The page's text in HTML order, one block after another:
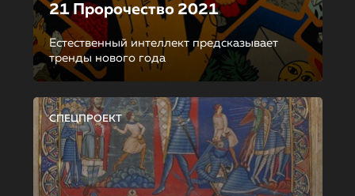
21 Пророчество 2021
Естественный интеллект предсказывает
тренды нового года
СПЕЦПРОЕКТ